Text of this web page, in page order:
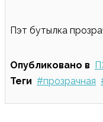
Пэт бутылка
Опубликовано в
Теги
прозрачная